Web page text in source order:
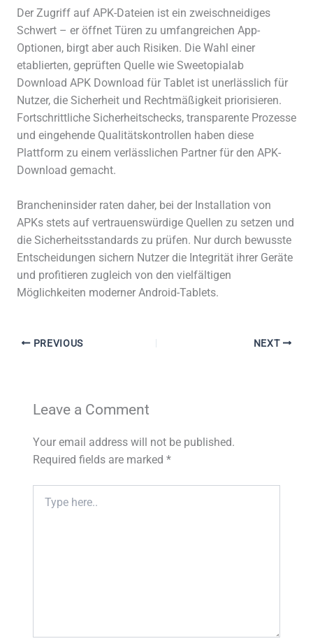
Der Zugriff auf APK-Dateien ist ein zweischneidiges
Schwert – er öffnet Türen zu umfangreichen App-
Optionen, birgt aber auch Risiken. Die Wahl einer
etablierten, geprüften Quelle wie Sweetopialab
Download APK Download für Tablet ist unerlässlich für
Nutzer, die Sicherheit und Rechtmäßigkeit priorisieren.
Fortschrittliche Sicherheitschecks, transparente Prozesse
und eingehende Qualitätskontrollen haben diese
Plattform zu einem verlässlichen Partner für den APK-
Download gemacht.
Brancheninsider raten daher, bei der Installation von
APKs stets auf vertrauenswürdige Quellen zu setzen und
die Sicherheitsstandards zu prüfen. Nur durch bewusste
Entscheidungen sichern Nutzer die Integrität ihrer Geräte
und profitieren zugleich von den vielfältigen
Möglichkeiten moderner Android-Tablets.
PREVIOUS NEXT
Leave a Comment
Your email address will not be published.
Required fields are marked*
here..